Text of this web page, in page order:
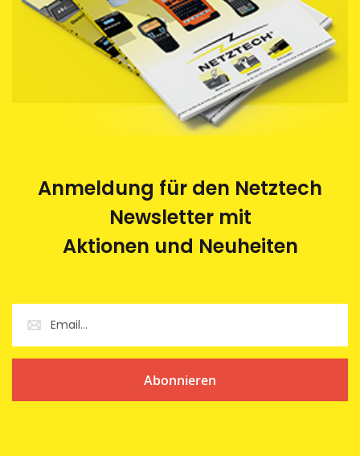
Anmeldung für den Netztech
Newsletter mit
Aktionen und Neuheiten
Abonnieren